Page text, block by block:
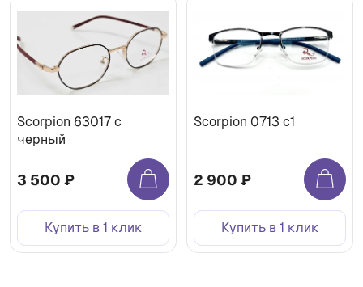
Scorpion 63017 c
черный
3 500 ₽
Купить в 1 клик
Scorpion 0713 c1
2 900 ₽
Купить в 1 клик